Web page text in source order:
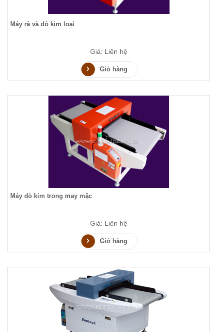
Máy rà và dò kim loại
Giá: Liên hệ
Giỏ hàng
Máy dò kim trong may mặc
Giá: Liên hệ
Giỏ hàng